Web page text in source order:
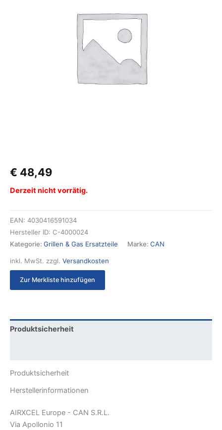
€ 48,49
Derzeit nicht vorrätig.
EAN: 4030416591034
Hersteller ID: C-4000024
Kategorie: Grillen & Gas Ersatzteile Marke: CAN
inkl. MwSt. zzgl. Versandkosten
Zur Merkliste hinzufügen
Produktsicherheit
Produktsicherheit
Herstellerinformationen
AIRXCEL Europe - CAN S.R.L.
Via Apollonio 11